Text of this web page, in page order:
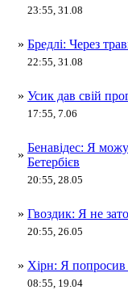
23:55, 31.08
» Бредлі: Через
22:55, 31.08
» Усик дав свій
17:55, 7.06
»
Бенавідес: Я
Бетербієв
20:55, 28.05
» Гвоздик: Я не
20:55, 26.05
» Хірн: Я попросив
08:55, 19.04